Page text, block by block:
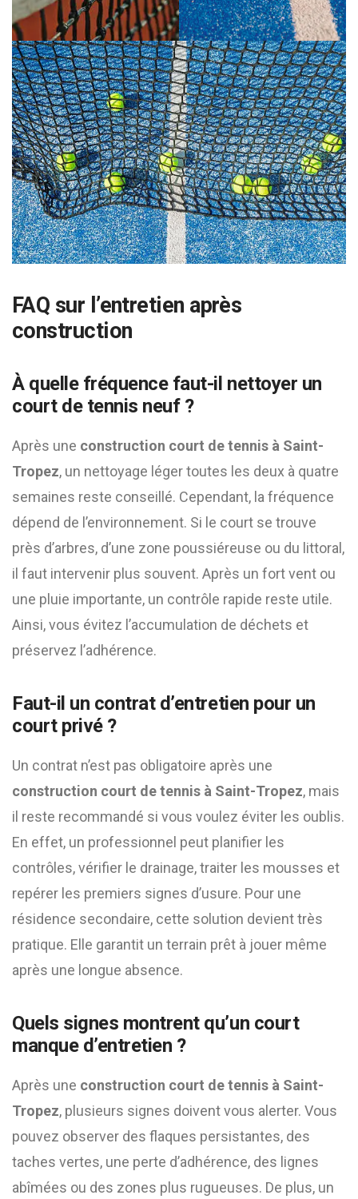
FAQ sur l’entretien après
construction
À quelle fréquence faut-il nettoyer un
court de tennis neuf ?
Après une construction court de tennis à Saint-
Tropez, un nettoyage léger toutes les deux à quatre
semaines reste conseillé. Cependant, la fréquence
dépend de l’environnement. Si le court se trouve
près d’arbres, d’une zone poussiéreuse ou du littoral,
il faut intervenir plus souvent. Après un fort vent ou
une pluie importante, un contrôle rapide reste utile.
Ainsi, vous évitez l’accumulation de déchets et
préservez l’adhérence.
Faut-il un contrat d’entretien pour un
court privé ?
Un contrat n’est pas obligatoire après une
construction court de tennis à Saint-Tropez, mais
il reste recommandé si vous voulez éviter les oublis.
En effet, un professionnel peut planifier les
contrôles, vérifier le drainage, traiter les mousses et
repérer les premiers signes d’usure. Pour une
résidence secondaire, cette solution devient très
pratique. Elle garantit un terrain prêt à jouer même
après une longue absence.
Quels signes montrent qu’un court
manque d’entretien ?
Après une construction court de tennis à Saint-
Tropez, plusieurs signes doivent vous alerter. Vous
pouvez observer des flaques persistantes, des
taches vertes, une perte d’adhérence, des lignes
abîmées ou des zones plus rugueuses. De plus, un